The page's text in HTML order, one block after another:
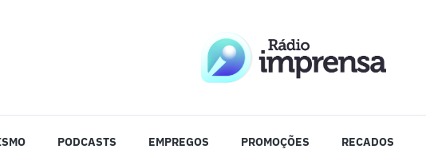
PODCASTS EMPREGOS PROMOÇÕES RECADOS